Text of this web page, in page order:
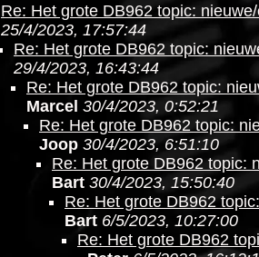
Re: Het grote DB962 topic:
25/4/2023, 17:57:44
Re: Het grote DB962 topic:
29/4/2023, 16:43:44
Re: Het grote DB962 topic:
Marcel 30/4/2023, 0:52:21
Re: Het grote DB962 topic:
Joop 30/4/2023, 6:51:10
Re: Het grote DB962 topic:
Bart 30/4/2023, 15:50:40
Re: Het grote DB962
Bart 6/5/2023, 10:27:00
Re: Het grote DB962